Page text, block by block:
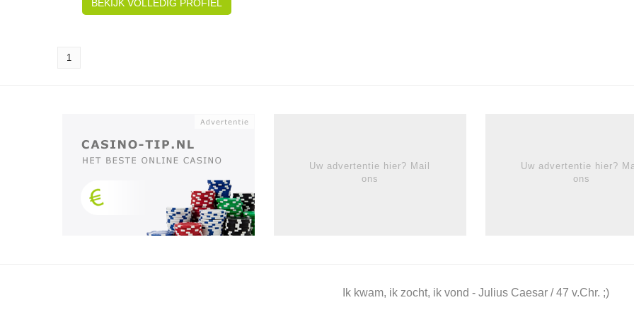
BEKIJK VOLLEDIG PROFIEL
1
Uw advertentie hier? Mail
ons
Uw advertentie hier?
ons
Ik kwam, ik zocht, ik vond - Julius Caesar / 47 v.Chr. ;)